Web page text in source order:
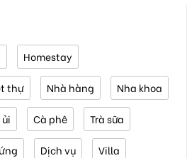
Homestay
thự Nhà hàng Nha khoa
Cà phê Trà sữa
Dịch vụ Villa